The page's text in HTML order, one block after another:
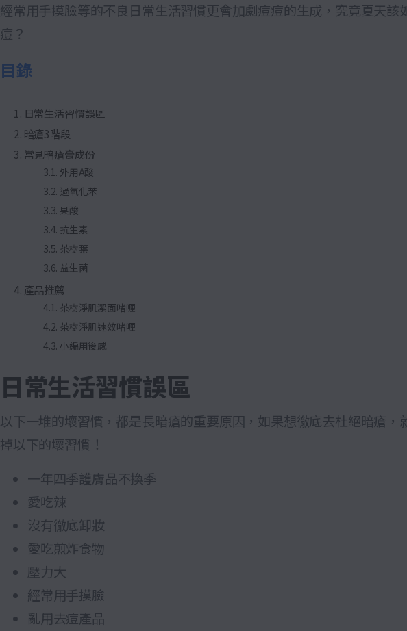
經常用手摸臉等的不良日常生活習慣更會加劇痘痘的生成，究竟夏天該
痘？
目錄
日常生活習慣誤區
暗瘡3階段
常見暗瘡膏成份
外用A酸
過氧化苯
果酸
抗生素
茶樹葉
益生菌
產品推薦
茶樹淨肌潔面啫喱
茶樹淨肌速效啫喱
小編用後感
日常生活習慣誤區
以下一堆的壞習慣，都是長暗瘡的重要原因，如果想徹底去杜絕暗瘡，
掉以下的壞習慣！
一年四季護膚品不換季
愛吃辣
沒有徹底卸妝
愛吃煎炸食物
壓力大
經常用手摸臉
亂用去痘產品